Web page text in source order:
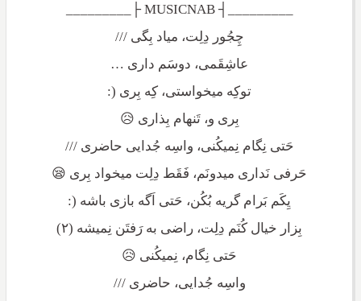
_________┤ MUSICNAB ├_________
چِجُور دِلِت، میاد بِگی ///
عاشِقَمی، دوسَم داری …
توکِه میخواستی، کِه بِری (:
بِری و، تَنهام بِذاری 😥
حَتی نِگام نِمیکُنی، واسِه جُدایی حاضری ///
حَرفی نَداری میدونَم، فَقَط دِلِت میخواد بِری 😪
یِکَم بَرام گریه بُکُن، حَتی اَگه بازی باشه (:
بِزار خیال کُنَم دِلِت، راضی به رَفتَن نِمیشه (۲)
حَتی نِگام، نِمیکُنی 😥
واسِه جُدایی، حاضری ///